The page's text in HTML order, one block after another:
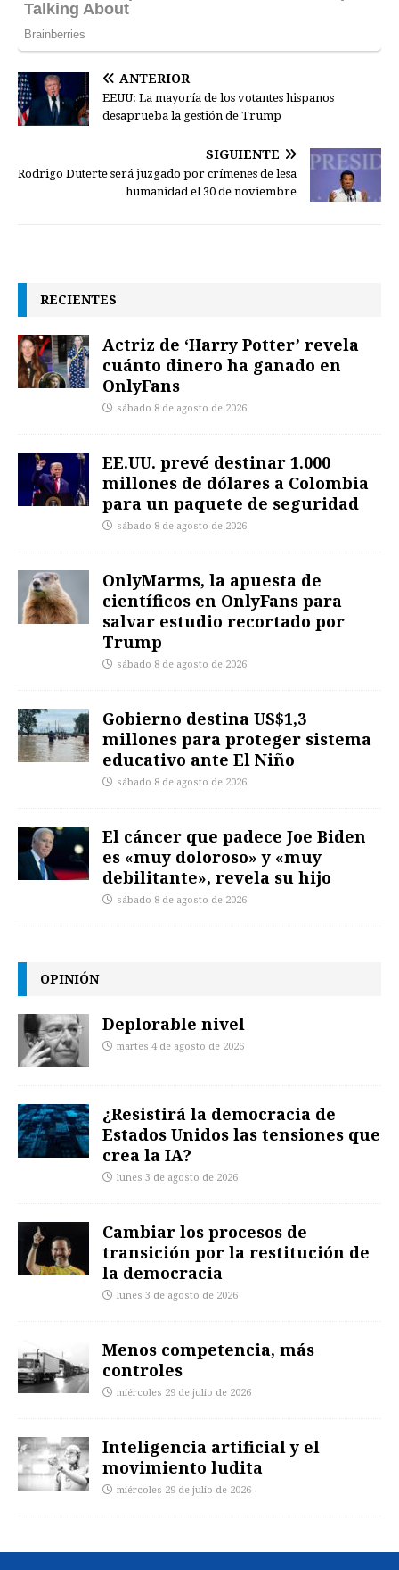
ANTERIOR
EEUU: La mayoría de los votantes hispanos
desaprueba la gestión de Trump
SIGUIENTE
Rodrigo Duterte será juzgado por crímenes de lesa
humanidad el 30 de noviembre
RECIENTES
Actriz de ‘Harry Potter’ revela
cuánto dinero ha ganado en
OnlyFans
sábado 8 de agosto de 2026
EE.UU. prevé destinar 1.000
millones de dólares a Colombia
para un paquete de seguridad
sábado 8 de agosto de 2026
OnlyMarms, la apuesta de
científicos en OnlyFans para
salvar estudio recortado por
Trump
sábado 8 de agosto de 2026
Gobierno destina US$1,3
millones para proteger sistema
educativo ante El Niño
sábado 8 de agosto de 2026
El cáncer que padece Joe Biden
es «muy doloroso» y «muy
debilitante», revela su hijo
sábado 8 de agosto de 2026
OPINIÓN
Deplorable nivel
martes 4 de agosto de 2026
¿Resistirá la democracia de
Estados Unidos las tensiones que
crea la IA?
lunes 3 de agosto de 2026
Cambiar los procesos de
transición por la restitución de
la democracia
lunes 3 de agosto de 2026
Menos competencia, más
controles
miércoles 29 de julio de 2026
Inteligencia artificial y el
movimiento ludita
miércoles 29 de julio de 2026